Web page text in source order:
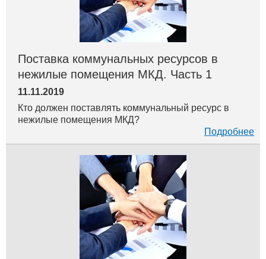
Поставка коммунальных ресурсов в
нежилые помещения МКД. Часть 1
11.11.2019
Кто должен поставлять коммунальный ресурс в
нежилые помещения МКД?
Подробнее